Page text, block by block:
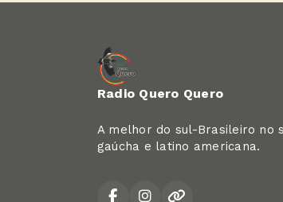
Radio Quero Quero
A melhor do sul-Brasileiro no
gaúcha e latino americana.